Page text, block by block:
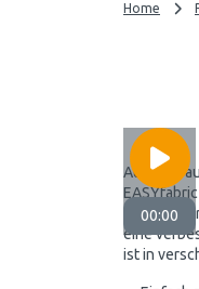
Home
00:00
Auswahl
eine
ist in